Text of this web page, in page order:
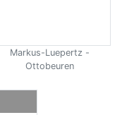
Markus-Luepertz -
Ottobeuren